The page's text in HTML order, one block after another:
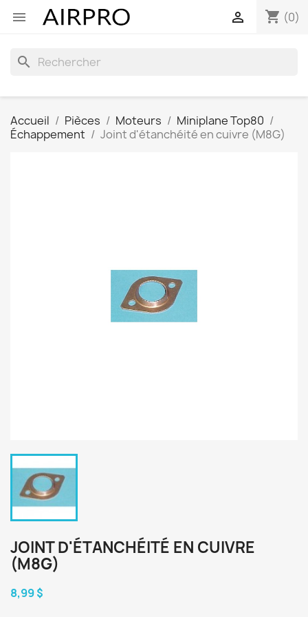
 shopping_cart (0)

search
Accueil Pièces Moteurs
Miniplane Top80
Échappement
Joint d'étanchéité en cuivre (M8G)
JOINT D'ÉTANCHÉITÉ EN CUIVRE
(M8G)
8,99 $